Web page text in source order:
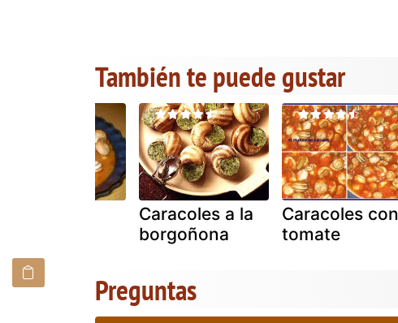
También te puede gustar
Caracoles a la
borgoñona
Caracoles con
tomate
Preguntas